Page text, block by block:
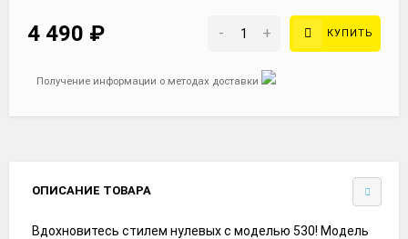
4 490 ₽ - + КУПИТЬ
Получение информации о методах доставки
ОПИСАНИЕ ТОВАРА
Вдохновитесь стилем нулевых с моделью 530! Модель